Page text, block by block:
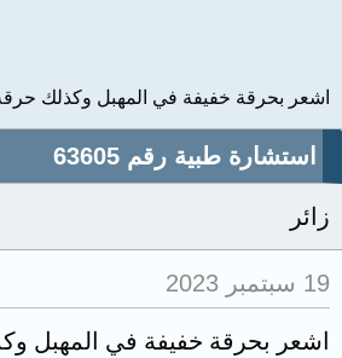
اشعر بحرقة خفيفة في المهبل وكذلك
استشارة طبية رقم 63605
زائر
19 سبتمبر 2023
اشعر بحرقة خفيفة في المهبل